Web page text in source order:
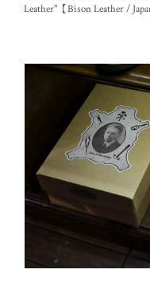
ー・トゥを採用。アイレ
ます。ラウンド・トゥの
共につま先がシャープに
げです。エンジニアと同
ています。上記の画像で
ますが…こちらはオーダー
ードなプレーン・トゥも
わせると雰囲気よさそう
ビンテージダイヤモンド
面のナチュラル仕上げや
用された限定モデル。カ
な装いも備わるこのWaxed
わり、既存のレザーとは
ます。ご予約期間は5月17
2020年 ８月頃より順次納
せ。BLACK SIGN Main
言の延長に伴い、当面の
頂きます。Open11:00 ～
お電話等でアポイントを
Leather"【Bison Leather /
ザーチャージ：￥13,000
『バイソン・レザー』が
ーツのどのモデルにも使
ど一部の部位を除く）ア
あふれるシボが特徴とな
みいただけます。非常に
久性・耐水性にも優れて
で納期は２０２０年１１
フトのみなどのツートン
情に変化をつけたオーダ
まった限定レザー、ぜひ
待ちしております。最後
がら 1/25（土）は、【19時
客様にはご不便ご迷惑を
ますようお願い申し上げま